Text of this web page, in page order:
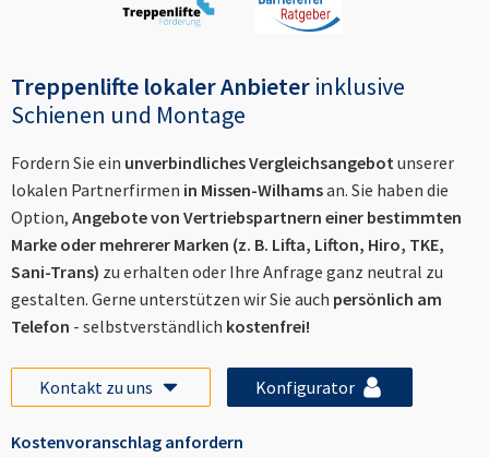
Treppenlifte lokaler Anbieter inklusive
Schienen und Montage
Fordern Sie ein unverbindliches Vergleichsangebotunserer
lokalen Partnerfirmen in Missen-Wilhamsan. Sie haben die
Option, Angebote von Vertriebspartnern einer bestimmten
Marke oder mehrerer Marken (z. B. Lifta, Lifton, Hiro, TKE,
Sani-Trans) zu erhalten oder Ihre Anfrage ganz neutral zu
gestalten. Gerne unterstützen wir Sie auch persönlich am
Telefon - selbstverständlich kostenfrei!
Kontakt zu uns Konfigurator
Kostenvoranschlag anfordern